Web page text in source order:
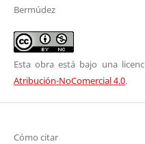
Bermúdez
Esta obra está bajo una
Atribución-NoComercial 4.0.
Cómo citar